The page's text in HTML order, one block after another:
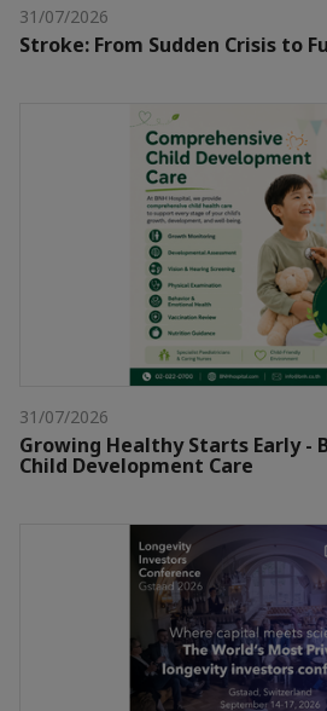
31/07/2026
Stroke: From Sudden Crisis to
31/07/2026
Growing Healthy Starts Early -
Child Development Care